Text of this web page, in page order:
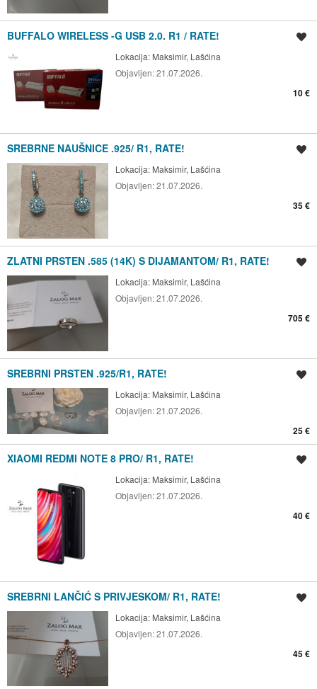
BUFFALO WIRELESS -G USB 2.0. R1 / RATE!
Lokacija: Maksimir, Lašćina
Objavljen:21.07.2026.
10 €
SREBRNE NAUŠNICE .925/ R1, RATE!
Lokacija: Maksimir, Lašćina
Objavljen:21.07.2026.
35 €
ZLATNI PRSTEN .585 (14K) S DIJAMANTOM/ R1, RATE!
Lokacija: Maksimir, Lašćina
Objavljen:21.07.2026.
705 €
SREBRNI PRSTEN .925/R1, RATE!
Lokacija: Maksimir, Lašćina
Objavljen:21.07.2026.
25 €
XIAOMI REDMI NOTE 8 PRO/ R1, RATE!
Lokacija: Maksimir, Lašćina
Objavljen:21.07.2026.
40 €
SREBRNI LANČIĆ S PRIVJESKOM/ R1, RATE!
Lokacija: Maksimir, Lašćina
Objavljen:21.07.2026.
45 €